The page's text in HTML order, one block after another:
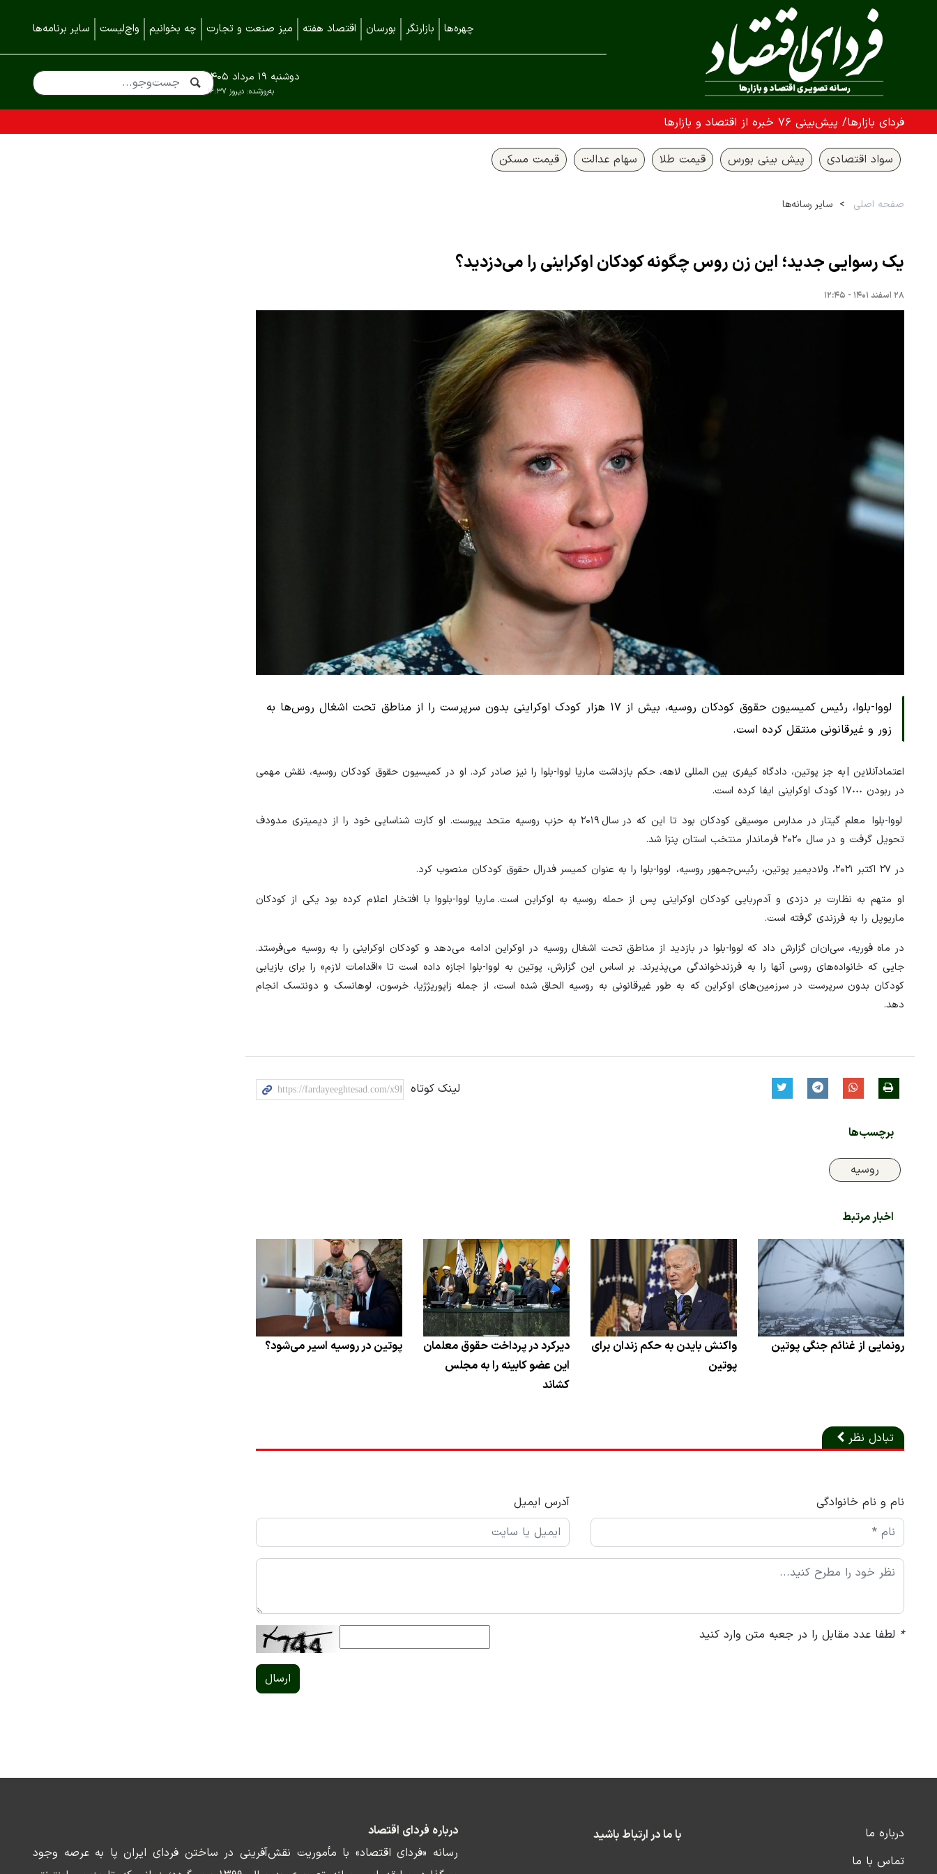
چهره‌ها بازارنگر بورسان اقتصاد هفته میز صنعت و تجارت چه بخوانیم واچ‌لیست سایر برنامه‌ها
به‌روزشده: دیروز ۱۶:۳۷
دوشنبه ۱۹ مرداد ۱۴۰۵
فردای بازارها/ پیش‌بینی ۷۶ خبره از اقتصاد و بازارها
سواد اقتصادی پیش بینی بورس قیمت طلا سهام عدالت قیمت مسکن
صفحه اصلی سایر رسانه‌ها
یک رسوایی جدید؛ این زن روس چگونه کودکان اوکراینی را می‌دزدید؟
۲۸ اسفند ۱۴۰۱ - ۱۲:۴۵
لووا-بلوا، رئیس کمیسیون حقوق کودکان روسیه، بیش از ۱۷ هزار کودک اوکراینی بدون سرپرست را از مناطق تحت اشغال روس‌ها به
زور و غیرقانونی منتقل کرده است.
اعتمادآنلاین | به جز پوتین، دادگاه کیفری بین المللی لاهه، حکم بازداشت ماریا لووا-بلوا را نیز صادر کرد. او در کمیسیون حقوق کودکان روسیه، نقش مهمی
در ربودن ۱۷٠٠٠ کودک اوکراینی ایفا کرده است.
لووا-بلوا معلم گیتار در مدارس موسیقی کودکان بود تا این که در سال ۲۰۱۹ به حزب روسیه متحد پیوست. او کارت شناسایی خود را از دیمیتری مدودف
تحویل گرفت و در سال ۲۰۲۰ فرماندار منتخب استان پنزا شد.
در ۲۷ اکتبر ۲۰۲۱، ولادیمیر پوتین، رئیس‌جمهور روسیه، لووا-بلوا را به عنوان کمیسر فدرال حقوق کودکان منصوب کرد.
او متهم به نظارت بر دزدی و آدم‌ربایی کودکان اوکراینی پس از حمله روسیه به اوکراین است. ماریا لووا-بلووا با افتخار اعلام کرده بود یکی از کودکان
ماریوپل را به فرزندی گرفته است.
در ماه فوریه، سی‌ان‌ان گزارش داد که لووا-بلوا در بازدید از مناطق تحت اشغال روسیه در اوکراین ادامه می‌دهد و کودکان اوکراینی را به روسیه می‌فرستد.
جایی که خانواده‌های روسی آنها را به فرزندخواندگی می‌پذیرند. بر اساس این گزارش، پوتین به لووا-بلوا اجازه داده است تا «اقدامات لازم» را برای بازیابی
کودکان بدون سرپرست در سرزمین‌های اوکراین که به طور غیرقانونی به روسیه الحاق شده است، از جمله زاپوریژژیا، خرسون، لوهانسک و دونتسک انجام
دهد.
لینک کوتاه
برچسب‌ها
روسیه
اخبار مرتبط
رونمایی از غنائم جنگی پوتین
واکنش بایدن به حکم زندان برای
پوتین
دیرکرد در پرداخت حقوق معلمان
این عضو کابینه را به مجلس
کشاند
پوتین در روسیه اسیر می‌شود؟
تبادل نظر
نام و نام خانوادگی آدرس ایمیل
* لطفا عدد مقابل را در جعبه متن وارد کنید
ارسال
درباره ما
تماس با ما
با ما در ارتباط باشید
درباره فردای اقتصاد
رسانه «فردای اقتصاد» با مأموریت نقش‌آفرینی در ساختن فردای ایران پا به عرصه وجود